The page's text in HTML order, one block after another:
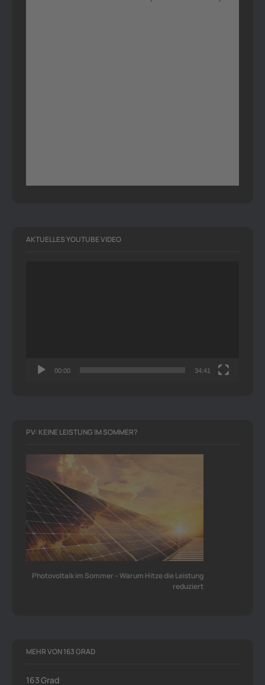
AKTUELLES YOUTUBE VIDEO
00:00 34:41
PV: KEINE LEISTUNG IM SOMMER?
Photovoltaik im Sommer – Warum Hitze die Leistung
reduziert
MEHR VON 163 GRAD
163 Grad